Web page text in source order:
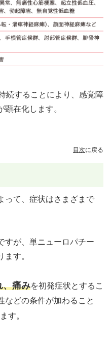
続することにより、感覚障
在化します。
目次に戻る
って、症状はさまざまで
すが、単ニューロパチー
す。
、痛みを初発症状とするこ
などの条件が加わること
す。